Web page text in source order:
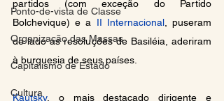
Ponto-de-vista de Classe
Organização das Massas
Capitalismo de Estado
Cultura
partidos (com exceção do Partido
Bolchevique) e a II Internacional, puseram
de lado as resoluções de Basiléia, aderiram
à burguesia de seus países.
Kautsky, o mais destacado dirigente e